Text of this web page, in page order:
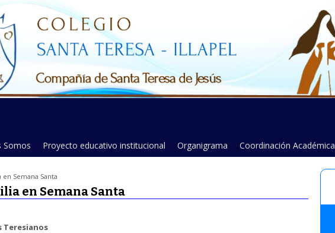
Somos Proyecto educativo institucional Organigrama Coordinación Académica
Semana Santa
en Semana Santa
Teresianos